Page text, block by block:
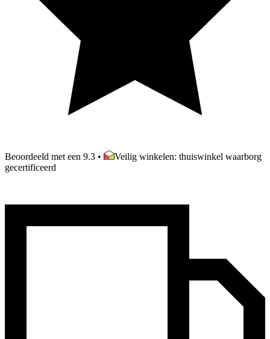
Beoordeeld met een 9.3 •
Veilig winkelen: thuiswinkel waarborg
gecertificeerd